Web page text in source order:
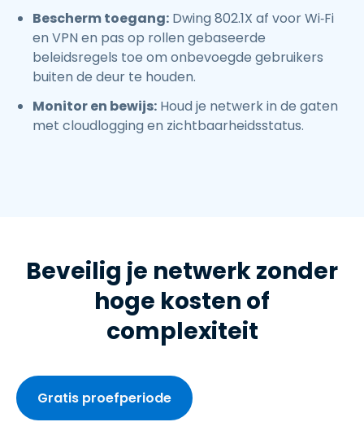
Bescherm toegang: Dwing 802.1X af voor Wi‑Fi
en VPN en pas op rollen gebaseerde
beleidsregels toe om onbevoegde gebruikers
buiten de deur te houden.
Monitor en bewijs: Houd je netwerk in de gaten
met cloudlogging en zichtbaarheidsstatus.
Beveilig je netwerk zonder
hoge kosten of
complexiteit
Gratis proefperiode